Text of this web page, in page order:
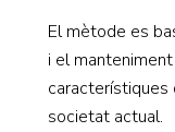
El mètode es
i el
característiques
societat actual.